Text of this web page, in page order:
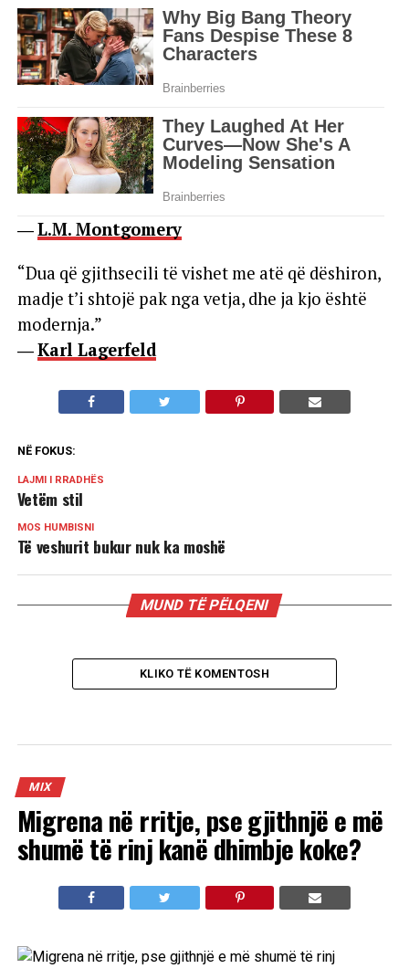
―L.M. Montgomery
“Dua që gjithsecili të vishet me atë që dëshiron,
madje t’i shtojë pak nga vetja, dhe ja kjo është
modernja.”
―Karl Lagerfeld
NË FOKUS:
LAJMI I RRADHËS
Vetëm stil
MOS HUMBISNI
Të veshurit bukur nuk ka moshë
MUND TË PËLQENI
KLIKO TË KOMENTOSH
MIX
Migrena në rritje, pse gjithnjë e më
shumë të rinj kanë dhimbje koke?